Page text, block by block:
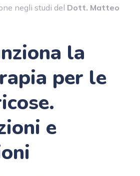
negli studi del Dott. Matteo
la
per le
e